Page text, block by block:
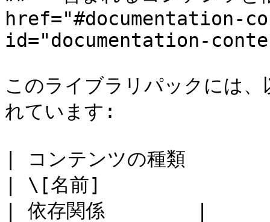
href="#documentation-
id="documentation-
このライブラリパックには
れています:
| コンテンツの種類
| \[名前]
| 依存関係        |